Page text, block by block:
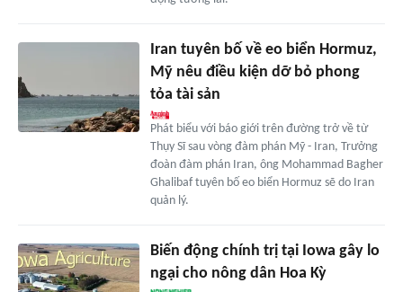
Iran tuyên bố về eo biển Hormuz,
Mỹ nêu điều kiện dỡ bỏ phong
tỏa tài sản
Phát biểu với báo giới trên đường trở về từ
Thụy Sĩ sau vòng đàm phán Mỹ - Iran, Trưởng
đoàn đàm phán Iran, ông Mohammad Bagher
Ghalibaf tuyên bố eo biển Hormuz sẽ do Iran
quản lý.
Biến động chính trị tại Iowa gây lo
ngại cho nông dân Hoa Kỳ